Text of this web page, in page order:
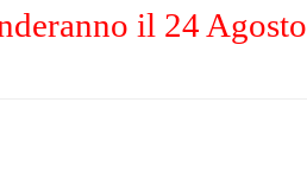
il 24 Agosto